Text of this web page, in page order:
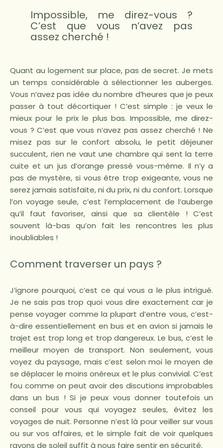
Impossible, me direz-vous ?
C’est que vous n’avez pas
assez cherché !
Quant au logement sur place, pas de secret. Je mets
un temps considérable à sélectionner les auberges.
Vous n’avez pas idée du nombre d’heures que je peux
passer à tout décortiquer ! C’est simple : je veux le
mieux pour le prix le plus bas. Impossible, me direz-
vous ? C’est que vous n’avez pas assez cherché ! Ne
misez pas sur le confort absolu, le petit déjeuner
succulent, rien ne vaut une chambre qui sent la terre
cuite et un jus d’orange pressé vous-même. Il n’y a
pas de mystère, si vous être trop exigeante, vous ne
serez jamais satisfaite, ni du prix, ni du confort. Lorsque
l’on voyage seule, c’est l’emplacement de l’auberge
qu’il faut favoriser, ainsi que sa clientèle ! C’est
souvent là-bas qu’on fait les rencontres les plus
inoubliables !
Comment traverser un pays ?
J’ignore pourquoi, c’est ce qui vous a le plus intrigué.
Je ne sais pas trop quoi vous dire exactement car je
pense voyager comme la plupart d’entre vous, c’est-
à-dire essentiellement en bus et en avion si jamais le
trajet est trop long et trop dangereux. Le bus, c’est le
meilleur moyen de transport. Non seulement, vous
voyez du paysage, mais c’est selon moi le moyen de
se déplacer le moins onéreux et le plus convivial. C’est
fou comme on peut avoir des discutions improbables
dans un bus ! Si je peux vous donner toutefois un
conseil pour vous qui voyagez seules, évitez les
voyages de nuit. Personne n’est là pour veiller sur vous
ou sur vos affaires, et le simple fait de voir quelques
rayons de soleil suffit à nous faire sentir en sécurité.